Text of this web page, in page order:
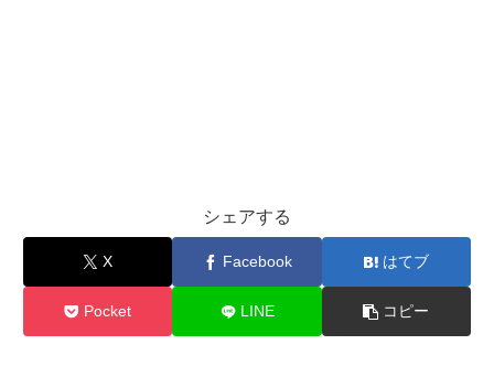
シェアする
X Facebook はてブ
Pocket LINE コピー